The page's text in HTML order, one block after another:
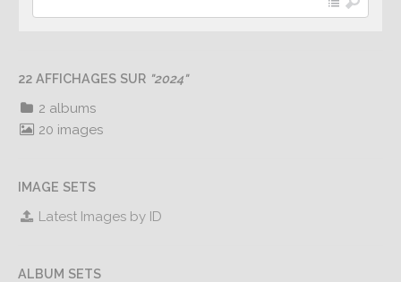
22 AFFICHAGES SUR "2024"
2 albums
20 images
IMAGE SETS
Latest Images by ID
ALBUM SETS